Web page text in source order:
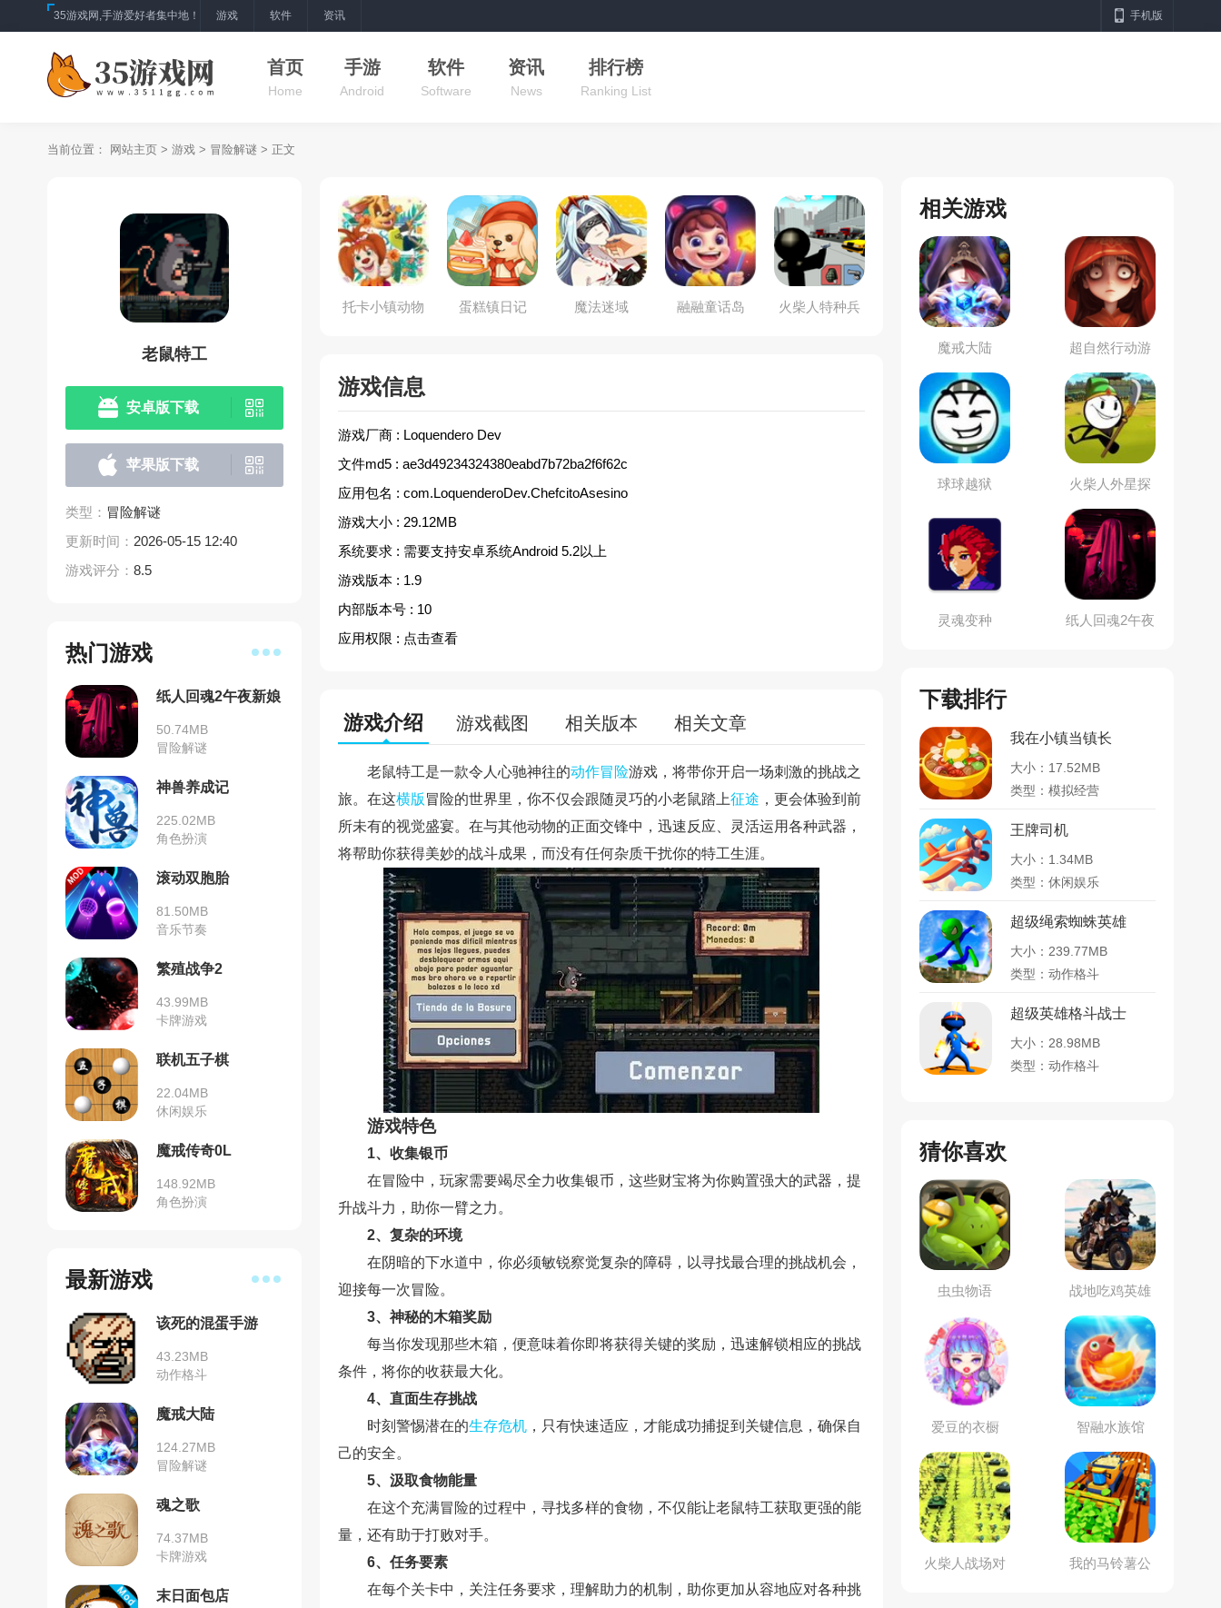
35游戏网,手游爱好者集中地！ 游戏 软件 资讯 手机版
首页
Home
手游
Android
软件
Software
资讯
News
排行榜
Ranking List
当前位置： 网站主页 > 游戏 > 冒险解谜 > 正文
老鼠特工
安卓版下载
苹果版下载
类型： 冒险解谜
更新时间： 2026-05-15 12:40
游戏评分： 8.5
热门游戏
纸人回魂2午夜新娘
50.74MB
冒险解谜
神兽养成记
225.02MB
角色扮演
滚动双胞胎
81.50MB
音乐节奏
繁殖战争2
43.99MB
卡牌游戏
联机五子棋
22.04MB
休闲娱乐
魔戒传奇0L
148.92MB
角色扮演
最新游戏
该死的混蛋手游
43.23MB
动作格斗
魔戒大陆
124.27MB
冒险解谜
魂之歌
74.37MB
卡牌游戏
末日面包店
托卡小镇动物
蛋糕镇日记 魔法迷域 融融童话岛 火柴人特种兵
游戏信息
游戏厂商 : Loquendero Dev
文件md5 : ae3d49234324380eabd7b72ba2f6f62c
应用包名 : com.LoquenderoDev.ChefcitoAsesino
游戏大小 : 29.12MB
系统要求 : 需要支持安卓系统Android 5.2以上
游戏版本 : 1.9
内部版本号 : 10
应用权限 : 点击查看
游戏介绍 游戏截图 相关版本 相关文章
老鼠特工是一款令人心驰神往的动作冒险游戏，将带你开启一场刺激的挑战之
旅。在这横版 冒险的世界里，你不仅会跟随灵巧的小老鼠踏上征途 ，更会体验到前
所未有的视觉盛宴。在与其他动物的正面交锋中，迅速反应、灵活运用各种武器，
将帮助你获得美妙的战斗成果，而没有任何杂质干扰你的特工生涯。
游戏特色
1、收集银币
在冒险中，玩家需要竭尽全力收集银币，这些财宝将为你购置强大的武器，提
升战斗力，助你一臂之力。
2、复杂的环境
在阴暗的下水道中，你必须敏锐察觉复杂的障碍，以寻找最合理的挑战机会，
迎接每一次冒险。
3、神秘的木箱奖励
每当你发现那些木箱，便意味着你即将获得关键的奖励，迅速解锁相应的挑战
条件，将你的收获最大化。
4、直面生存挑战
时刻警惕潜在的生存危机 ，只有快速适应，才能成功捕捉到关键信息，确保自
己的安全。
5、汲取食物能量
在这个充满冒险的过程中，寻找多样的食物，不仅能让老鼠特工获取更强的能
量，还有助于打败对手。
6、任务要素
在每个关卡中，关注任务要求，理解助力的机制，助你更加从容地应对各种挑
相关游戏
魔戒大陆
超自然行动游
戏
球球越狱
火柴人外星探
险
灵魂变种
纸人回魂2午夜
下载排行
我在小镇当镇长
大小：17.52MB
类型：模拟经营
王牌司机
大小：1.34MB
类型：休闲娱乐
超级绳索蜘蛛英雄
大小：239.77MB
类型：动作格斗
超级英雄格斗战士
大小：28.98MB
类型：动作格斗
猜你喜欢
虫虫物语 战地吃鸡英雄
爱豆的衣橱 智融水族馆
火柴人战场对
我的马铃薯公